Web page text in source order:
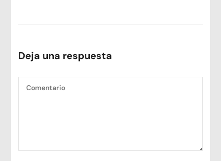
Deja una respuesta